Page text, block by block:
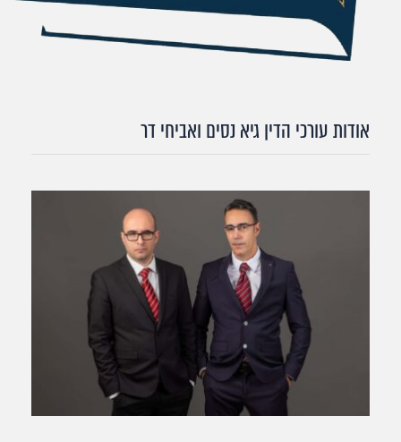
אודות עורכי הדין גיא נסים ואביחי דר